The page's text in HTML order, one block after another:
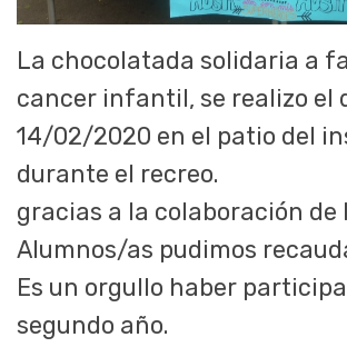
La chocolatada solidaria a
cancer infantil, se realizo el
14/02/2020 en el patio del
durante el recreo.
gracias a la colaboración de
Alumnos/as pudimos
Es un orgullo haber
segundo año.